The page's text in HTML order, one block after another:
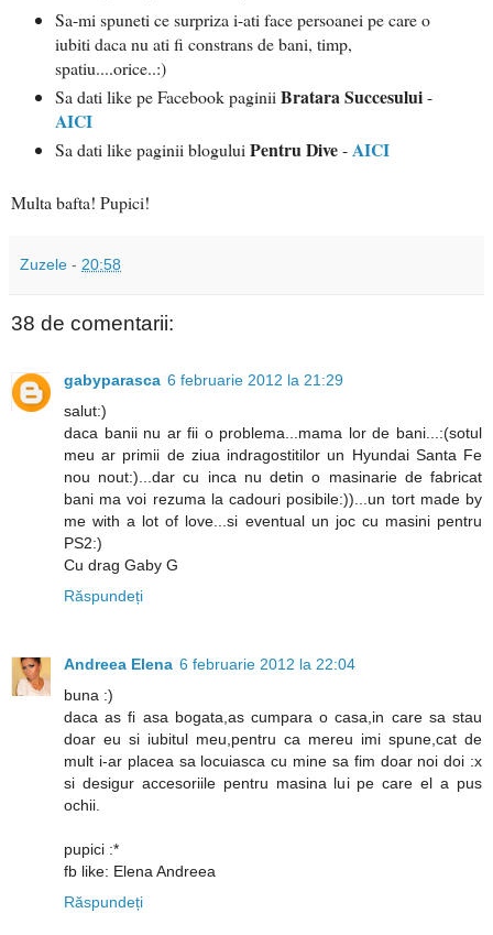
Sa-mi spuneti ce surpriza i-ati face persoanei pe care o
iubiti daca nu ati fi constrans de bani, timp,
spatiu....orice..:)
Sa dati like pe Facebook paginii Bratara Succesului-
AICI
Sa dati like paginii blogului Pentru Dive- AICI
Multa bafta! Pupici!
Zuzele - 20:58
38 de comentarii:
gabyparasca 6 februarie 2012 la 21:29
salut:)
daca banii nu ar fii o problema...mama lor de bani...:(sotul
meu ar primii de ziua indragostitilor un Hyundai Santa Fe
nou nout:)...dar cu inca nu detin o masinarie de fabricat
bani ma voi rezuma la cadouri posibile:))...un tort made by
me with a lot of love...si eventual un joc cu masini pentru
PS2:)
Cu drag Gaby G
Răspundeți
Andreea Elena 6 februarie 2012 la 22:04
buna :)
daca as fi asa bogata,as cumpara o casa,in care sa stau
doar eu si iubitul meu,pentru ca mereu imi spune,cat de
mult i-ar placea sa locuiasca cu mine sa fim doar noi doi :x
si desigur accesoriile pentru masina lui pe care el a pus
ochii.
pupici :*
fb like: Elena Andreea
Răspundeți